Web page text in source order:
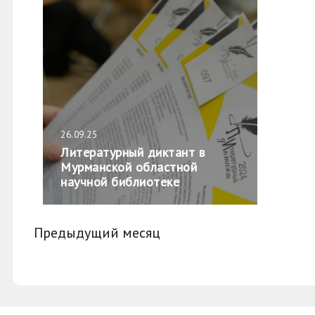
26.09.25
Литературный диктант в
Мурманской областной
научной библиотеке
Предыдущий месяц